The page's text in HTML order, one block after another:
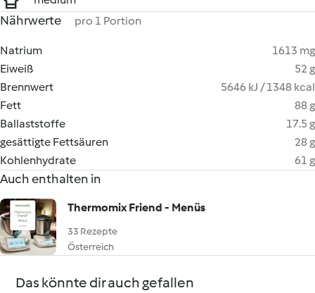
Nährwerte pro 1 Portion
Natrium
1613 mg
Eiweiß
52 g
Brennwert
5646 kJ / 1348 kcal
Fett
88 g
Ballaststoffe
17.5 g
gesättigte Fettsäuren
28 g
Kohlenhydrate
61 g
Auch enthalten in
Thermomix Friend - Menüs
33 Rezepte
Österreich
Das könnte dir auch gefallen